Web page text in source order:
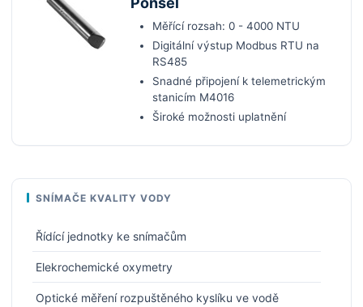
Měřící rozsah: 0 - 4000 NTU
Digitální výstup Modbus RTU na
RS485
Snadné připojení k telemetrickým
stanicím M4016
Široké možnosti uplatnění
SNÍMAČE KVALITY VODY
Řídící jednotky ke snímačům
Elekrochemické oxymetry
Optické měření rozpuštěného kyslíku ve vodě